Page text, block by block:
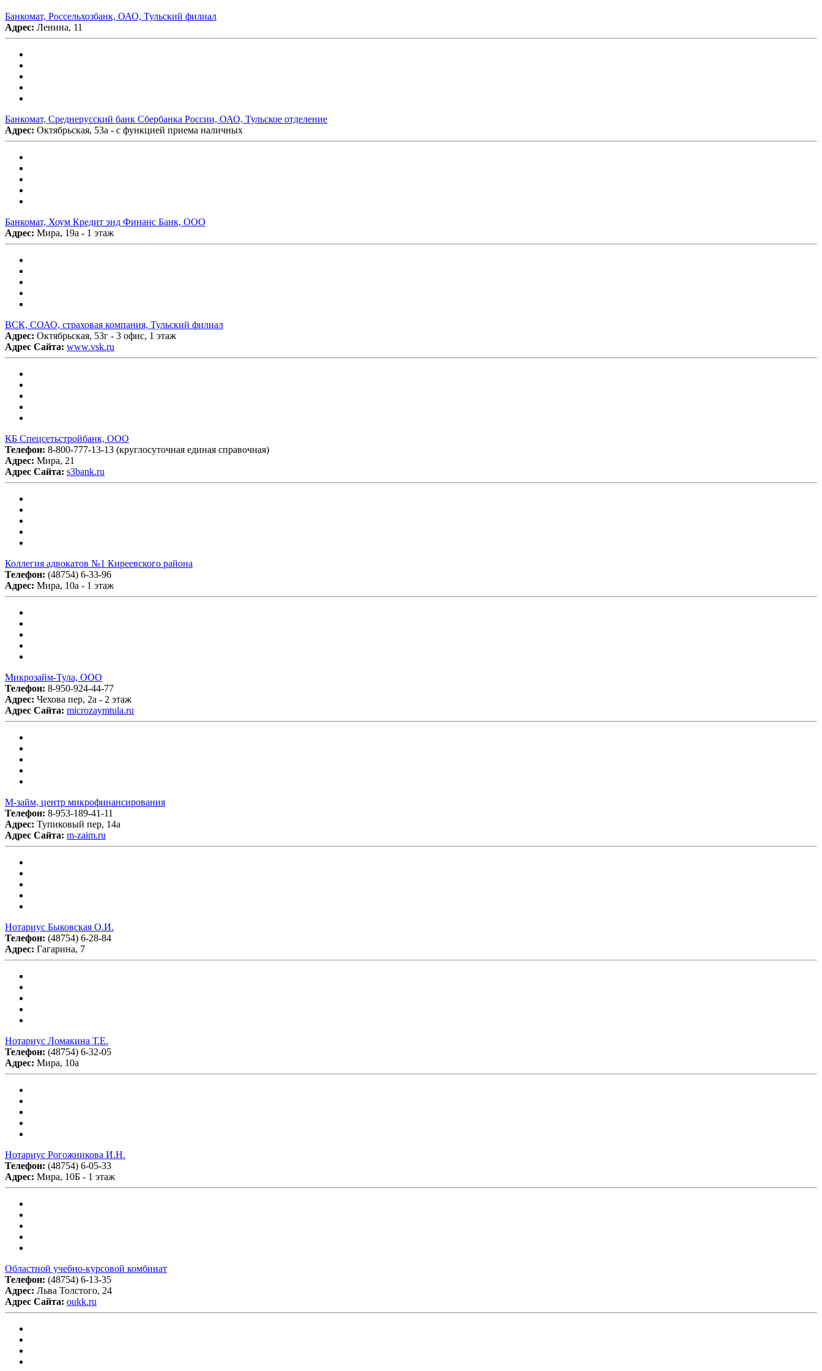
Банкомат, Россельхозбанк, ОАО, Тульский филиал
Адрес: Ленина, 11
Банкомат, Среднерусский банк Сбербанка России, ОАО, Тульское отделение
Адрес: Октябрьская, 53а - с функцией приема наличных
Банкомат, Хоум Кредит энд Финанс Банк, ООО
Адрес: Мира, 19а - 1 этаж
ВСК, СОАО, страховая компания, Тульский филиал
Адрес: Октябрьская, 53г - 3 офис, 1 этаж
Адрес Сайта: www.vsk.ru
КБ Спецсетьстройбанк, ООО
Телефон: 8-800-777-13-13 (круглосуточная единая справочная)
Адрес: Мира, 21
Адрес Сайта: s3bank.ru
Коллегия адвокатов №1 Киреевского района
Телефон: (48754) 6-33-96
Адрес: Мира, 10а - 1 этаж
Микрозайм-Тула, ООО
Телефон: 8-950-924-44-77
Адрес: Чехова пер, 2а - 2 этаж
Адрес Сайта: microzaymtula.ru
М-займ, центр микрофинансирования
Телефон: 8-953-189-41-11
Адрес: Тупиковый пер, 14а
Адрес Сайта: m-zaim.ru
Нотариус Быковская О.И.
Телефон: (48754) 6-28-84
Адрес: Гагарина, 7
Нотариус Ломакина Т.Е.
Телефон: (48754) 6-32-05
Адрес: Мира, 10а
Нотариус Рогожникова И.Н.
Телефон: (48754) 6-05-33
Адрес: Мира, 10Б - 1 этаж
Областной учебно-курсовой комбинат
Телефон: (48754) 6-13-35
Адрес: Льва Толстого, 24
Адрес Сайта: oukk.ru